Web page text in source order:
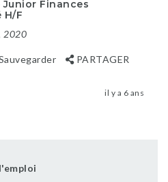
Finances
H/F
2020
PARTAGER
il y a 6 ans